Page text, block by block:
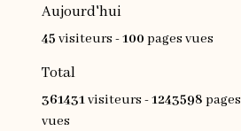
Aujourd'hui
45 visiteurs -100 pages vues
Total
361431visiteurs -1243598 pages
vues